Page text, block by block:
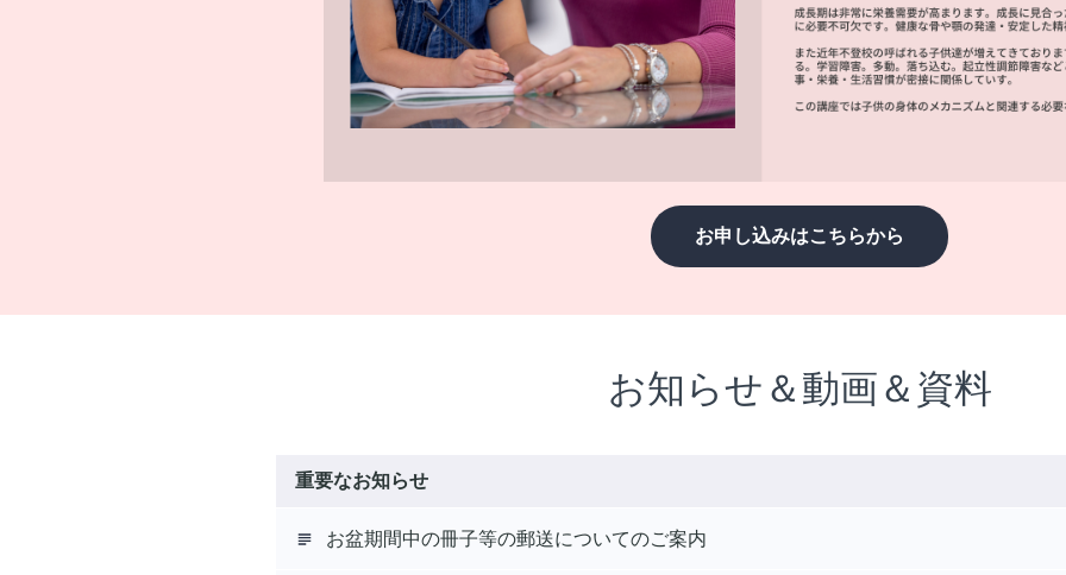
お申し込みはこちらから
お知らせ＆動画＆資料
重要なお知らせ
お盆期間中の冊子等の郵送についてのご案内